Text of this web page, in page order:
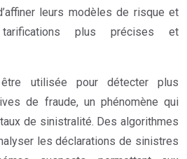
leurs modèles de risque et
plus précises et
utilisée pour détecter plus
de fraude, un phénomène qui
de sinistralité. Des algorithmes
les déclarations de sinistres